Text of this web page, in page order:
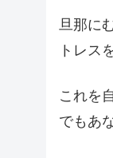
旦那に
トレス
これを
でもあ